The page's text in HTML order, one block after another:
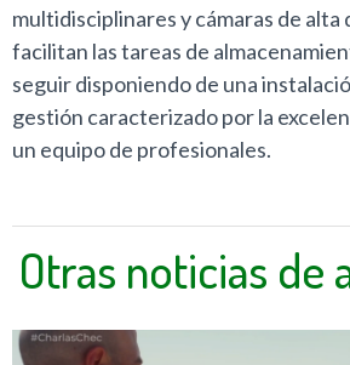
multidisciplinares y cámaras de
facilitan las tareas de
seguir disponiendo de una
gestión caracterizado por la
un equipo de profesionales.
Otras noticias de